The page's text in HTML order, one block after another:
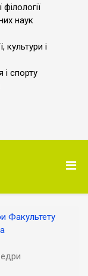
наук
культури і
і спорту
Факультету